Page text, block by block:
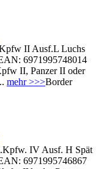
II Ausf.L Luchs
6971995748014
II, Panzer II oder
mehr >>>Border
IV Ausf. H Spät
6971995746867